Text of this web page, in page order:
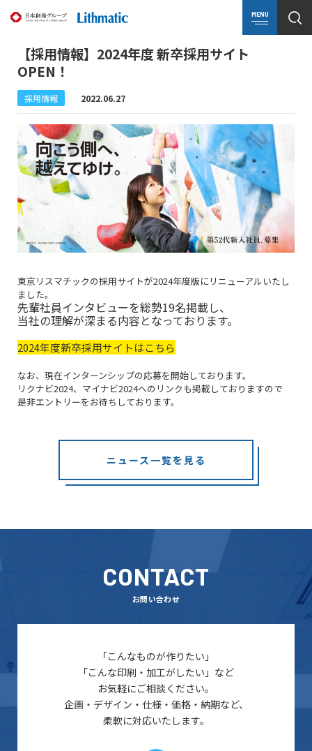
MENU
【採用情報】2024年度 新卒採用サイト
OPEN！
採用情報 2022.06.27
東京リスマチックの採用サイトが2024年度版にリニューアルいたし
ました。
先輩社員インタビューを総勢19名掲載し、
当社の理解が深まる内容となっております。
2024年度新卒採用サイトはこちら
なお、現在インターンシップの応募を開始しております。
リクナビ2024、 マイナビ2024へのリンクも掲載しておりますので
是非エントリーをお待ちしております。
ニュース一覧を見る
CONTACT
お問い合わせ
「こんなものが作りたい」
「こんな印刷・加工がしたい」など
お気軽にご相談ください。
企画・デザイン・仕様・価格・納期など、
柔軟に対応いたします。